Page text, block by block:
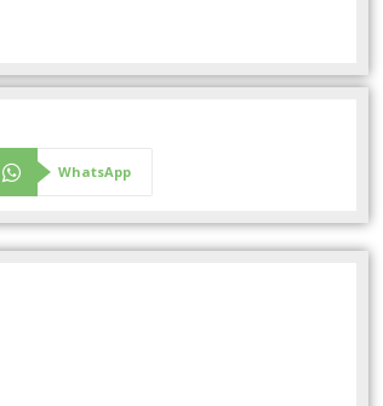
WhatsApp